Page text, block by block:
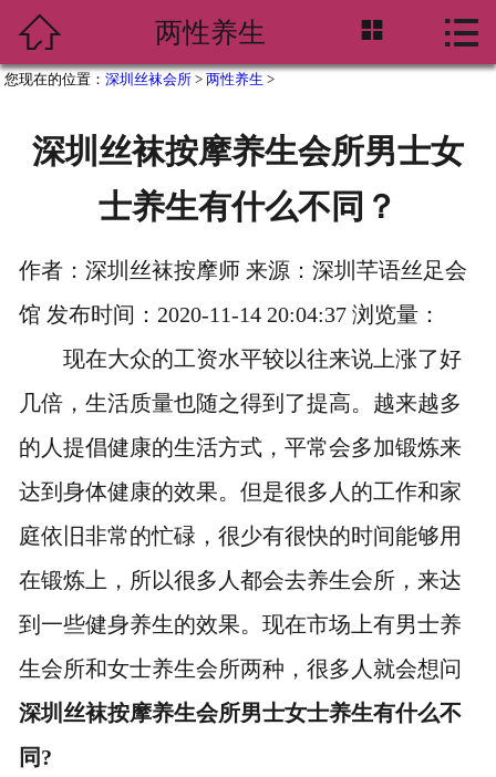
 首页
足模女王
会所资讯
两性养生
服务项目
会所环境
预约流程
联系方式
 两性养生  
您现在的位置：深圳丝袜会所 >两性养生 >
深圳丝袜按摩养生会所男士女
士养生有什么不同？
作者：深圳丝袜按摩师 来源：深圳芊语丝足会
馆 发布时间：2020-11-14 20:04:37 浏览量：
现在大众的工资水平较以往来说上涨了好
几倍，生活质量也随之得到了提高。越来越多
的人提倡健康的生活方式，平常会多加锻炼来
达到身体健康的效果。但是很多人的工作和家
庭依旧非常的忙碌，很少有很快的时间能够用
在锻炼上，所以很多人都会去养生会所，来达
到一些健身养生的效果。现在市场上有男士养
生会所和女士养生会所两种，很多人就会想问
深圳丝袜按摩养生会所男士女士养生有什么不
同?